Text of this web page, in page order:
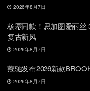
2026年8月7日
杨幂同款！思加图爱丽丝
复古新风
2026年8月7日
蔻驰发布2026新款
2026年8月7日